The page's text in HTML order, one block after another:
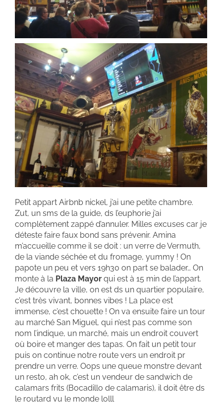
Petit appart Airbnb nickel, j’ai une petite chambre.
Zut, un sms de la guide, ds l’euphorie j’ai
complètement zappé d’annuler. Milles excuses car je
déteste faire faux bond sans prévenir. Amina
m’accueille comme il se doit : un verre de Vermuth,
de la viande séchée et du fromage, yummy ! On
papote un peu et vers 19h30 on part se balader… On
monte à la Plaza Mayor qui est à 15 min de l’appart.
Je découvre la ville, on est ds un quartier populaire,
c’est très vivant, bonnes vibes ! La place est
immense, c’est chouette ! On va ensuite faire un tour
au marché San Miguel, qui n’est pas comme son
nom l’indique, un marché, mais un endroit couvert
où boire et manger des tapas. On fait un petit tour
puis on continue notre route vers un endroit pr
prendre un verre. Oops une queue monstre devant
un resto, ah ok, c’est un vendeur de sandwich de
calamars frits (Bocadillo de calamaris), il doit être ds
le routard vu le monde lolll